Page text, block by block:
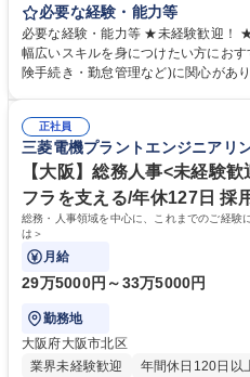
任せいたします。将来は総務・採用
営を支えるゼネラリストをめざせます。 ・初期業務：労働時間管理
計算、社会保険対応、福利厚生管理
します。ご経験に応じて、休職者管
幅広く経験を積みたい意欲がある方に最適な環
務・人事】未経験歓迎/日立グループ/
指す
必要な経験・能力等
必要な経験・能力等 ★未経験歓迎！
幅広いスキルを身につけたい方におすすめ！ ■労務管理(給与
険手続き・勤怠管理など)に関心があ
のご経験 ■労務管理（給与計算・社会
■衛生管理者の資格をお持ちの方 学歴・資格 学歴：大学院 大学 高専 短大
専修学校 高校 語学力： 資格：
正社員
三菱電機プラントエンジニアリ
【大阪】総務人事<未経験
フラを支える/年休127日 採
総務・人事領域を中心に、これまでのご経験
は＞
月給
29万5000円～33万5000円
勤務地
大阪府大阪市北区
業界未経験歓迎
年間休日120日以